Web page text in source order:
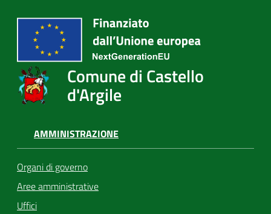
Comune di Castello
d'Argile
AMMINISTRAZIONE
Organi di governo
Aree amministrative
Uffici